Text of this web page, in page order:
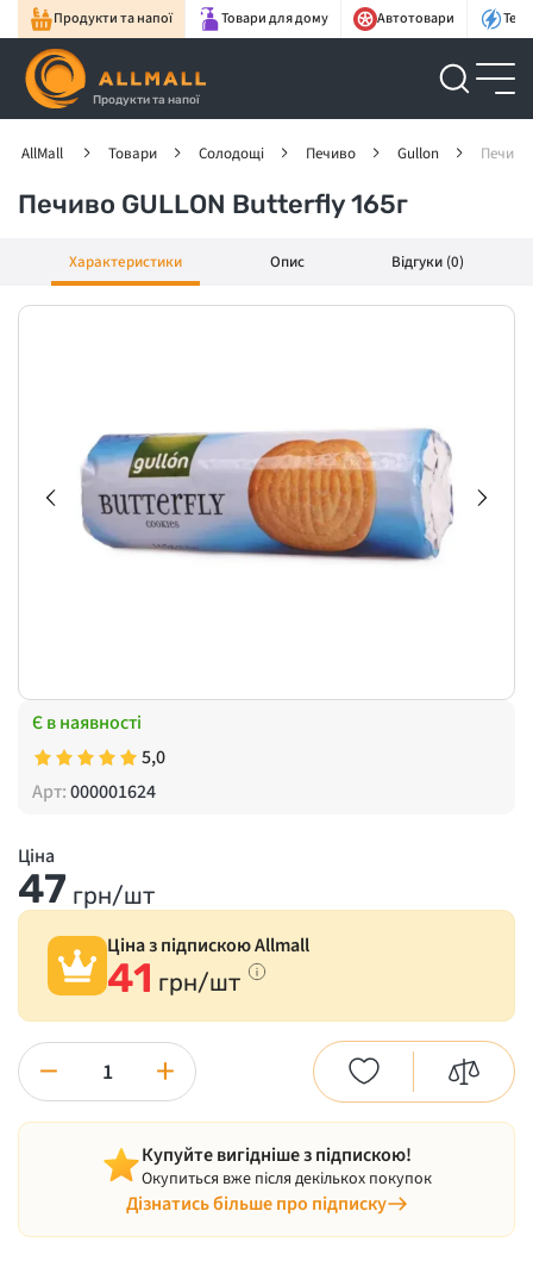
Продукти та напої Товари для дому Автотовари
Продукти та напої
AllMall Товари Солодощі Печиво Gullon Печиво
Печиво GULLON Butterfly 165г
Характеристики Опис Відгуки (0)
Є в наявності
5,0
Арт:000001624
Ціна
47 грн/шт
Ціна з підпискою Allmall
41 грн/шт
− +
Купуйте вигідніше з підпискою!
Окупиться вже після декількох покупок
Дізнатись більше про підписку